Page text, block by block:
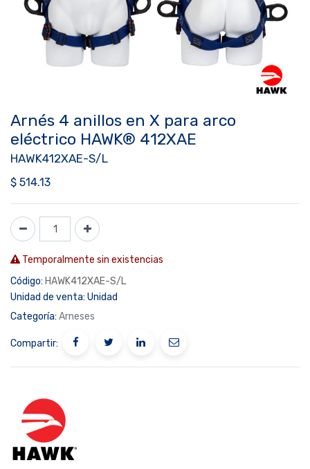
Arnés 4 anillos en X para arco
eléctrico HAWK® 412XAE
HAWK412XAE-S/L
$ 514.13
Temporalmente sin existencias
Código: HAWK412XAE-S/L
Unidad de venta: Unidad
Categoría: Arneses
Compartir: